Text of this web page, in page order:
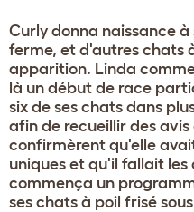
Curly donna naissance
ferme, et d'autres chats
apparition. Linda
là un début de race
six de ses chats dans
afin de recueillir des avis
confirmèrent qu'elle
uniques et qu'il fallait les
commença un
ses chats à poil frisé